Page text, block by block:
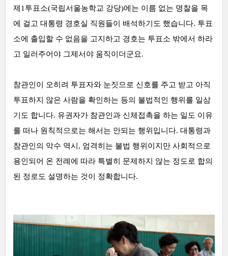
제1투표소(국립서울농학교 강당)에는 이름 없는 명찰을 목
에 걸고 대통령 경호실 직원들이 배석하기도 했습니다. 투표
소에 출입할 수 없음을 고지하고 경호는 투표소 밖에서 하라
고 일러주어야 그제서야 움직이더군요.
참관인이 오히려 투표자와 눈짓으로 신호를 주고 받고 아직
투표하지 않은 사람을 확인하는 등의 불법적인 행위를 일삼
기도 합니다. 유권자가 참관인과 신체접촉을 하는 일도 이유
를 떠나 원칙적으로는 해서는 안되는 행위입니다. 대통령과
참관인의 악수 역시, 엄격히는 불법 행위이지만 사회적으로
용인되어 온 전례에 따라 특별히 문제하지 않는 정도로 합의
된 정로도 설명하는 것이 정확합니다.